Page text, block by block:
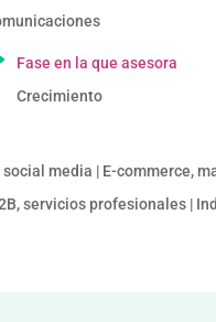
Fase en la que asesora
Crecimiento
media | E-commerce,
servicios profesionales |